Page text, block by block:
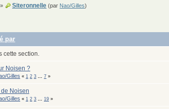
» Siteronnelle (par Nao/Gilles)
par
cette section.
Noisen ?
Gilles « 1 2 3 7 »
Noisen
Gilles « 1 2 3 19 »